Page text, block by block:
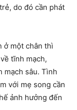
do đó cần phát
ở một chân thì
tĩnh mạch,
mạch sâu. Tình
với mẹ song cần
ảnh hưởng đến